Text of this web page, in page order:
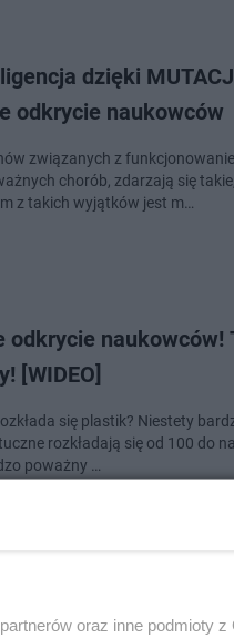
dzięki
odkrycie naukowców
związanych z
chorób, zdarzają się
z takich wyjątków jest m…
odkrycie
[WIDEO]
się plastik? Niestety
rozkładają się od 100 do
poważny …
są
oraz inne podmioty